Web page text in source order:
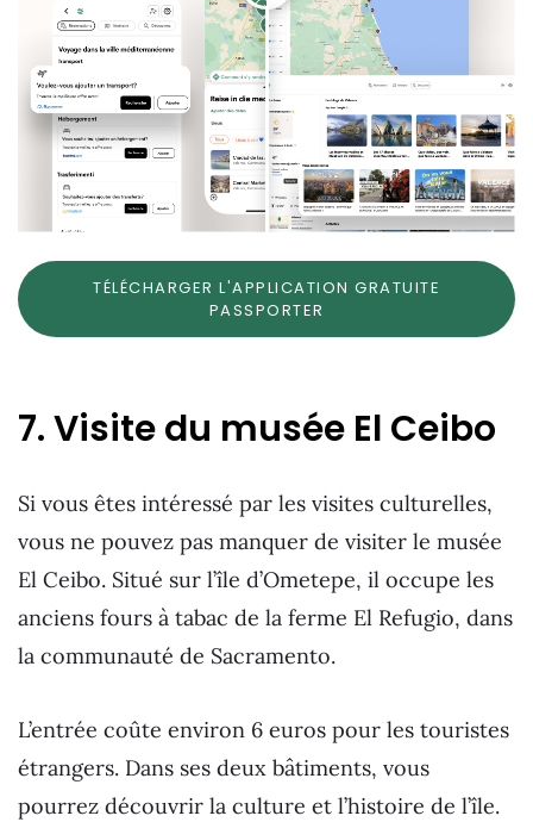
TÉLÉCHARGER L'APPLICATION GRATUITE
PASSPORTER
7. Visite du musée El Ceibo
Si vous êtes intéressé par les visites culturelles,
vous ne pouvez pas manquer de visiter le musée
El Ceibo. Situé sur l’île d’Ometepe, il occupe les
anciens fours à tabac de la ferme El Refugio, dans
la communauté de Sacramento.
L’entrée coûte environ 6 euros pour les touristes
étrangers. Dans ses deux bâtiments, vous
pourrez découvrir la culture et l’histoire de l’île.